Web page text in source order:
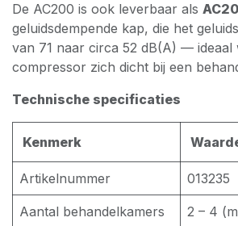
De AC200 is ook leverbaar als
geluidsdempende kap, die het
van 71 naar circa 52 dB(A) — ideaal
compressor zich dicht bij een
Technische specificaties
Kenmerk
Artikelnummer 013235
Aantal behandelkamers 2 – 4